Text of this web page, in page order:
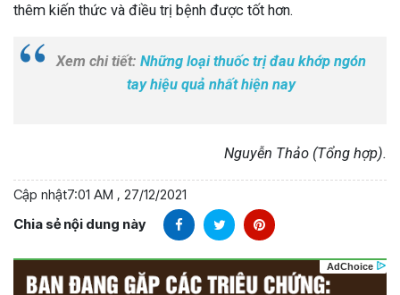
thêm kiến thức và điều trị bệnh được tốt hơn.
Xem chi tiết: Những loại thuốc trị đau khớp ngón
tay hiệu quả nhất hiện nay
Nguyễn Thảo (Tổng hợp).
Cập nhật7:01 AM , 27/12/2021
Chia sẻ nội dung này